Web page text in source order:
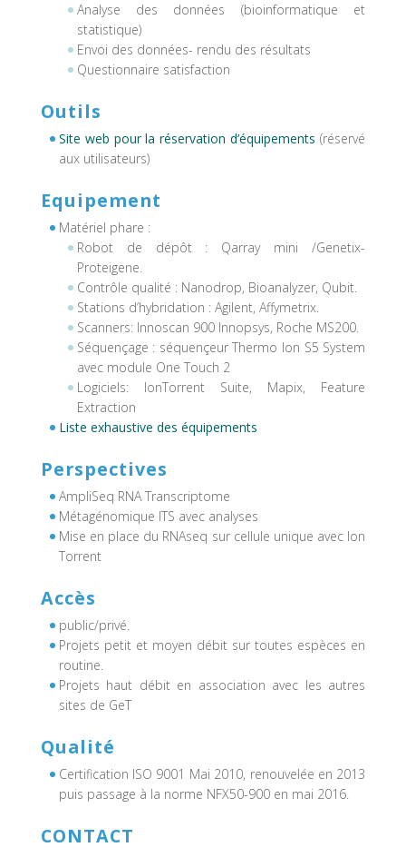
Analyse des données (bioinformatique et
statistique)
Envoi des données- rendu des résultats
Questionnaire satisfaction
Outils
Site web pour la réservation d’équipements (réservé
aux utilisateurs)
Equipement
Matériel phare :
Robot de dépôt : Qarray mini /Genetix-
Proteigene.
Contrôle qualité : Nanodrop, Bioanalyzer, Qubit.
Stations d’hybridation : Agilent, Affymetrix.
Scanners: Innoscan 900 Innopsys, Roche MS200.
Séquençage : séquençeur Thermo Ion S5 System
avec module One Touch 2
Logiciels: IonTorrent Suite, Mapix, Feature
Extraction
Liste exhaustive des équipements
Perspectives
AmpliSeq RNA Transcriptome
Métagénomique ITS avec analyses
Mise en place du RNAseq sur cellule unique avec Ion
Torrent
Accès
public/privé.
Projets petit et moyen débit sur toutes espèces en
routine.
Projets haut débit en association avec les autres
sites de GeT
Qualité
Certification ISO 9001 Mai 2010, renouvelée en 2013
puis passage à la norme NFX50-900 en mai 2016.
CONTACT